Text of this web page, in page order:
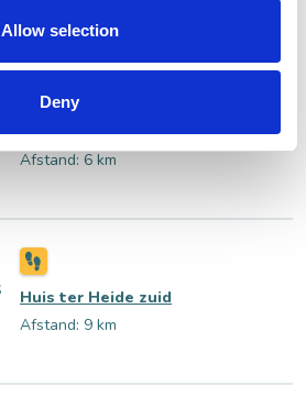
Allow selection
Deny
Huis ter Heide noord
Afstand: 6 km
Huis ter Heide zuid
Afstand: 9 km